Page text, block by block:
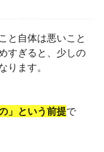
と自体は悪いこと
すぎると、少しの
ります。
」という前提で